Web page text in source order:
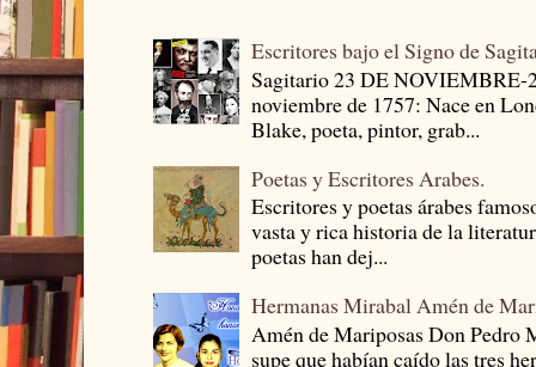
Escritores bajo el Signo de
Sagitario 23 DE
noviembre de 1757: Nace en
Blake, poeta, pintor, grab...
Poetas y Escritores Arabes.
Escritores y poetas árabes
vasta y rica historia de la
poetas han dej...
Hermanas Mirabal Amén de
Amén de Mariposas Don
supe que habían caído las tres